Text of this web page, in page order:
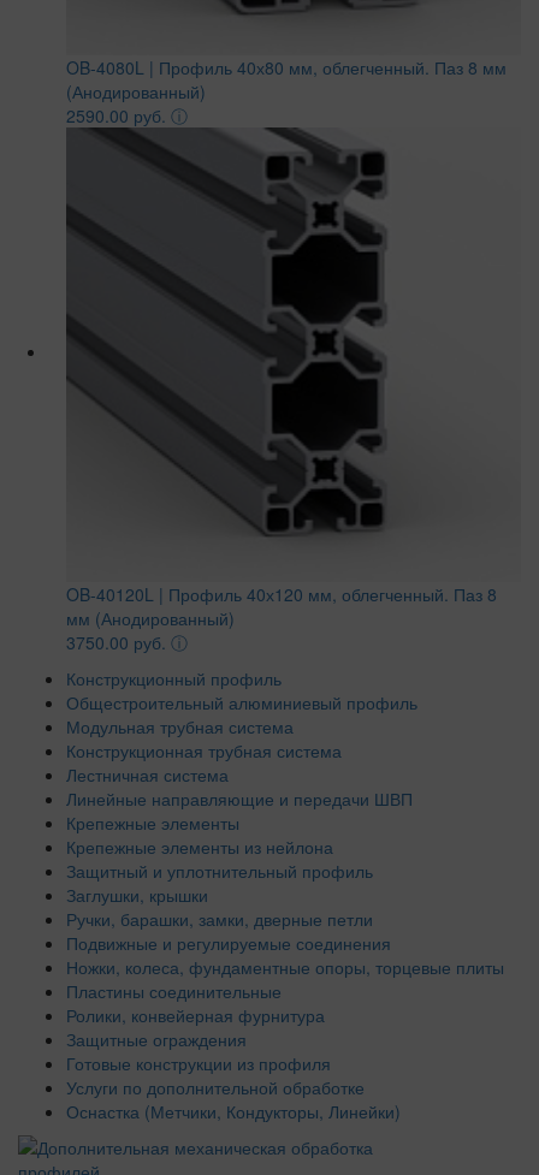
OB-4080L | Профиль 40х80 мм, облегченный. Паз 8 мм
(Анодированный)
2590.00 руб. ⓘ
OB-40120L | Профиль 40х120 мм, облегченный. Паз 8
мм (Анодированный)
3750.00 руб. ⓘ
Конструкционный профиль
Общестроительный алюминиевый профиль
Модульная трубная система
Конструкционная трубная система
Лестничная система
Линейные направляющие и передачи ШВП
Крепежные элементы
Крепежные элементы из нейлона
Защитный и уплотнительный профиль
Заглушки, крышки
Ручки, барашки, замки, дверные петли
Подвижные и регулируемые соединения
Ножки, колеса, фундаментные опоры, торцевые плиты
Пластины соединительные
Ролики, конвейерная фурнитура
Защитные ограждения
Готовые конструкции из профиля
Услуги по дополнительной обработке
Оснастка (Метчики, Кондукторы, Линейки)